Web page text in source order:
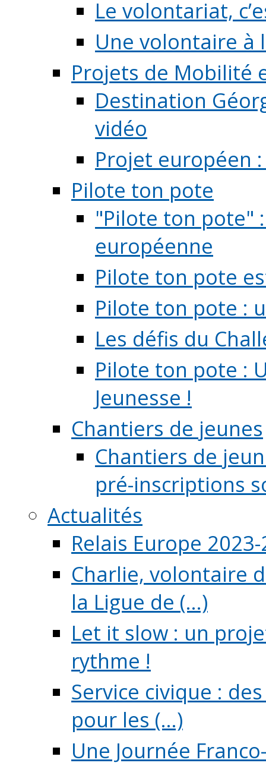
Le volontariat,
Une volontaire à
Projets de Mobilité
Destination
vidéo
Projet européen
Pilote ton pote
"Pilote ton pote"
européenne
Pilote ton pote
Pilote ton pote :
Les défis du
Pilote ton pote :
Jeunesse !
Chantiers de jeunes
Chantiers de
pré-inscriptions
Actualités
Relais Europe
Charlie, volontaire
la Ligue de (...)
Let it slow : un
rythme !
Service civique :
pour les (...)
Une Journée